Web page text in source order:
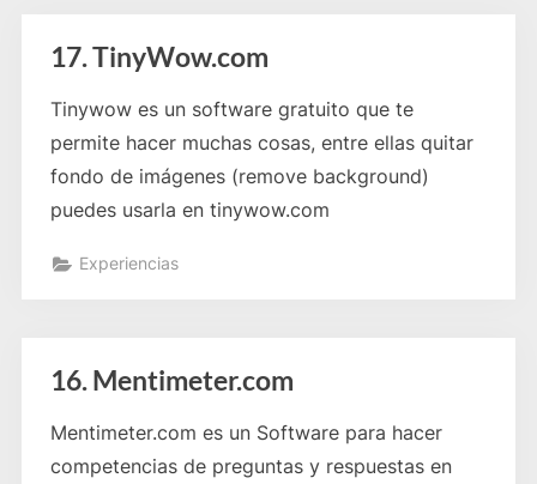
17. TinyWow.com
Tinywow es un software gratuito que te
permite hacer muchas cosas, entre ellas quitar
fondo de imágenes (remove background)
puedes usarla en tinywow.com
Experiencias
16. Mentimeter.com
Mentimeter.com es un Software para hacer
competencias de preguntas y respuestas en